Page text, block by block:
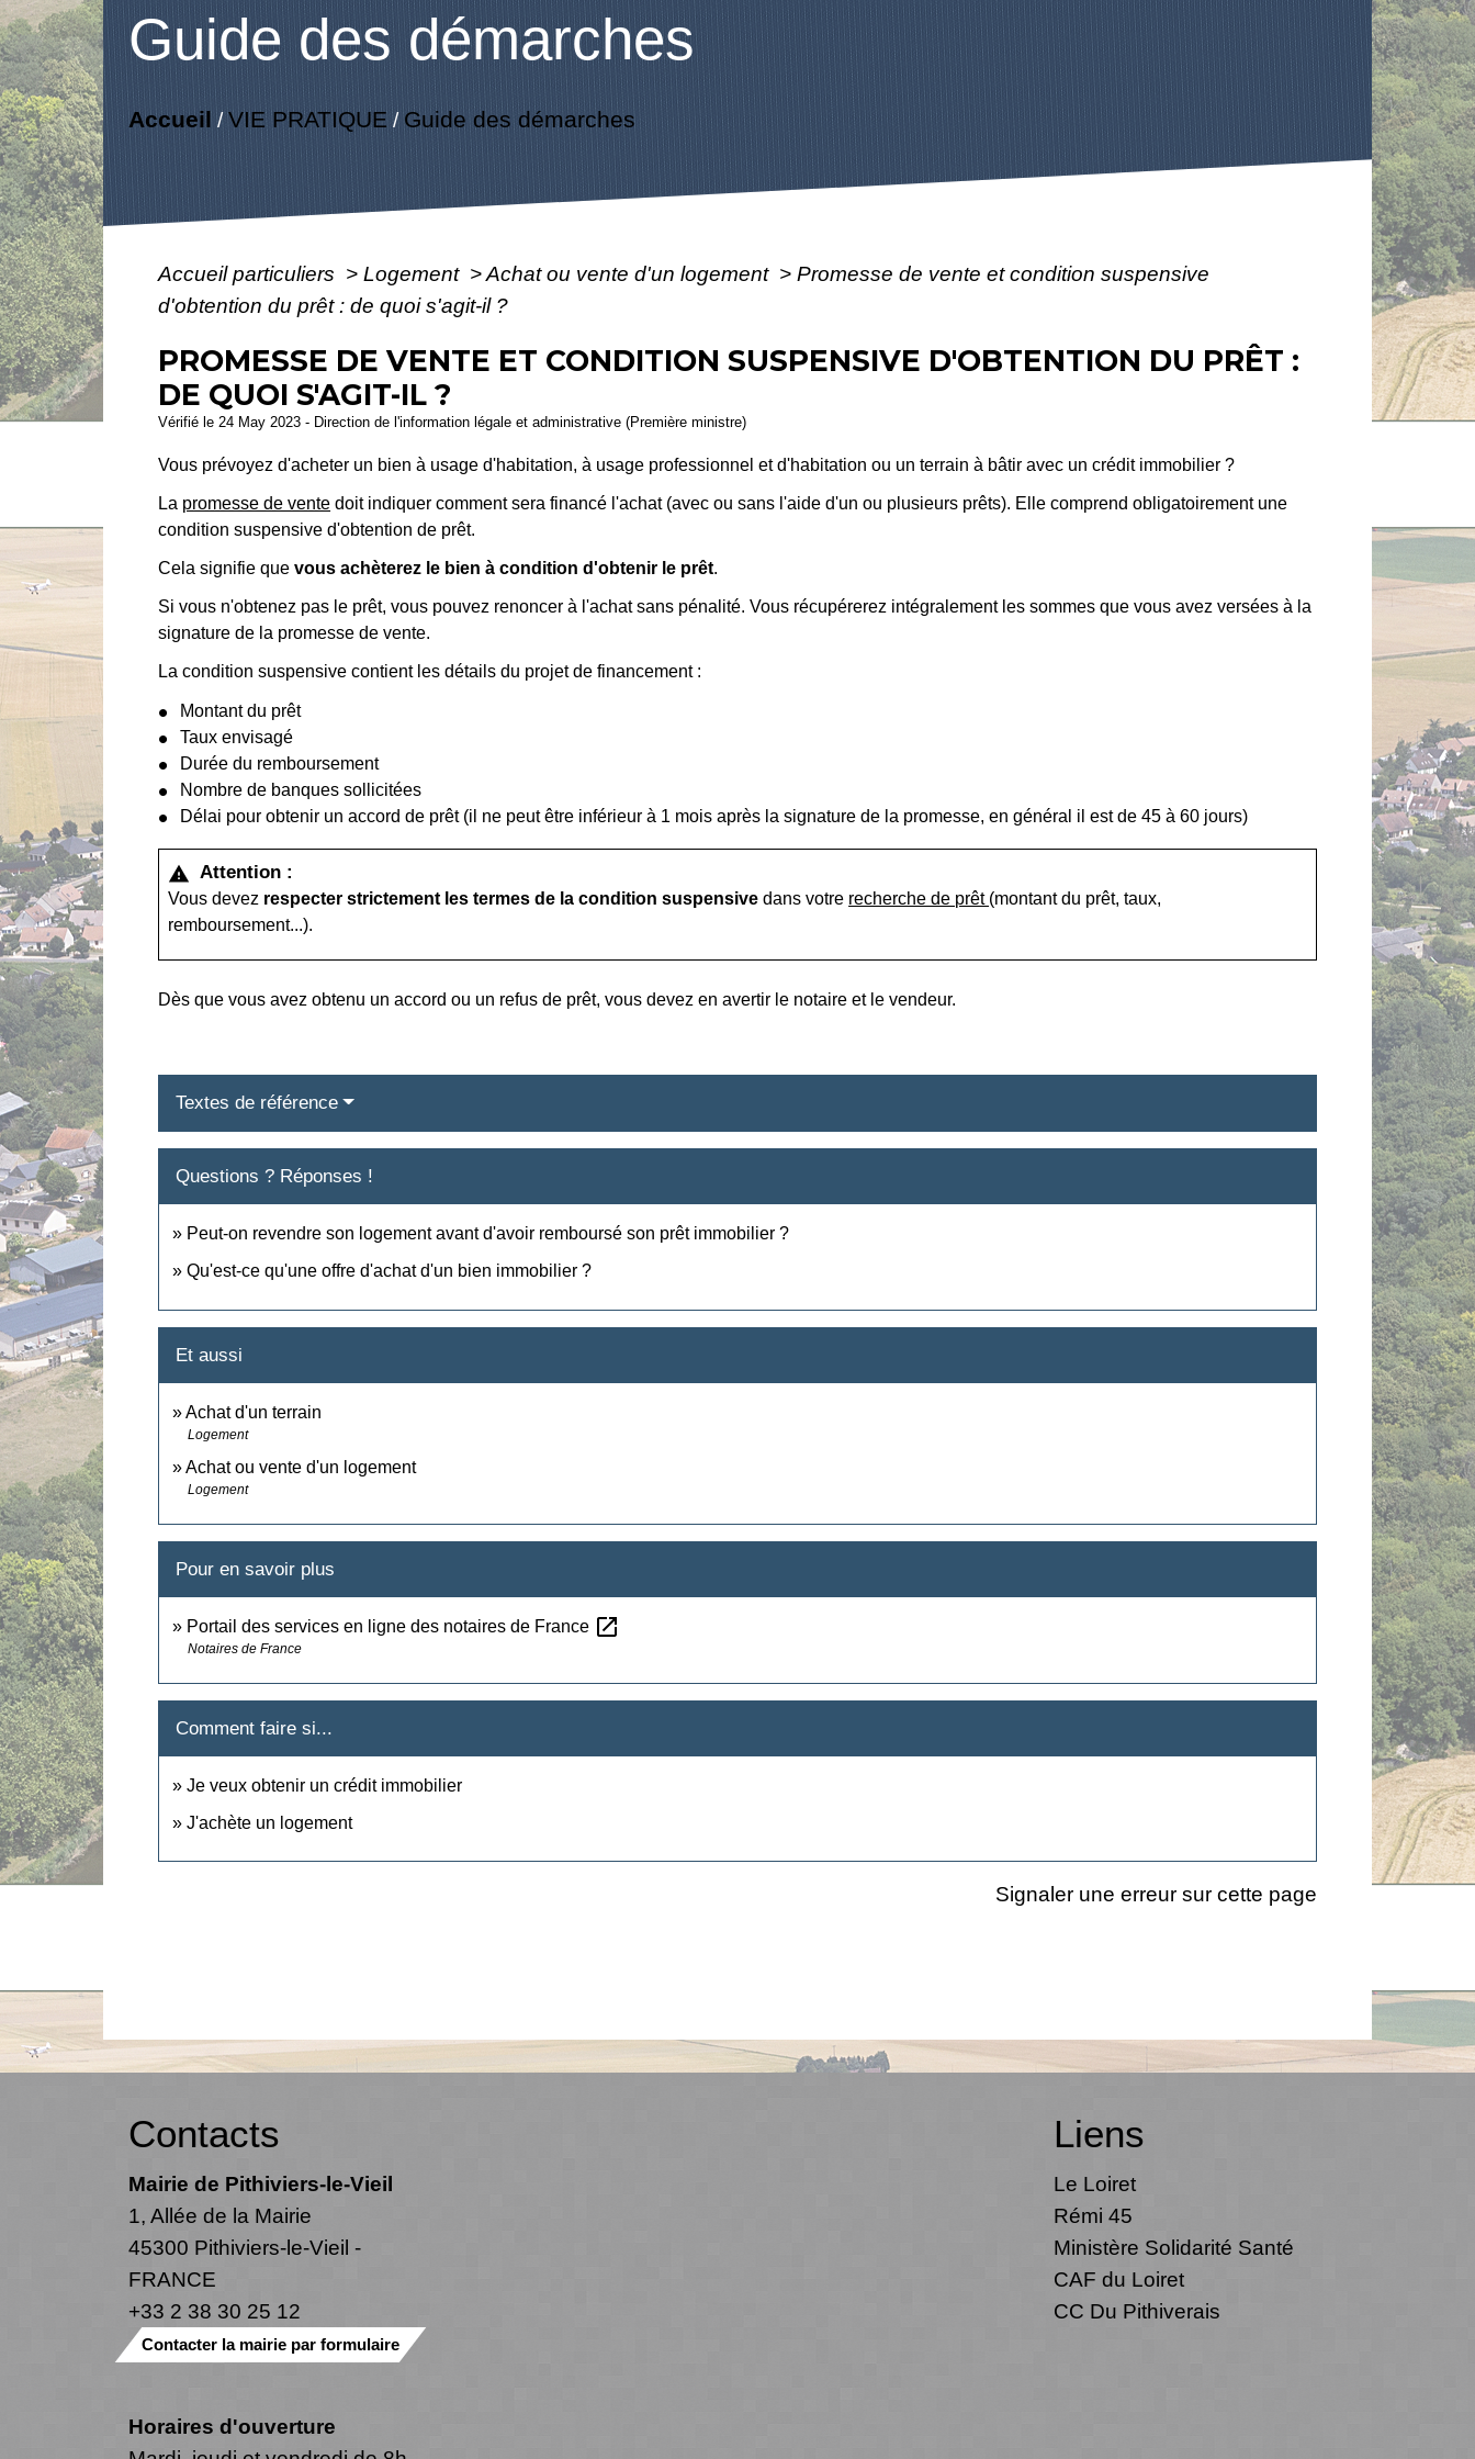
Guide des démarches
Accueil /VIE PRATIQUE/ Guide des démarches
Accueil particuliers > Logement >Achat ou vente d'un logement > Promesse de vente et condition suspensive
d'obtention du prêt : de quoi s'agit-il ?
PROMESSE DE VENTE ET CONDITION SUSPENSIVE D'OBTENTION DU PRÊT :
DE QUOI S'AGIT-IL ?
Vérifié le 24 May 2023 - Direction de l'information légale et administrative (Première ministre)
Vous prévoyez d'acheter un bien à usage d'habitation, à usage professionnel et d'habitation ou un terrain à bâtir avec un crédit immobilier ?
La promesse de vente doit indiquer comment sera financé l'achat (avec ou sans l'aide d'un ou plusieurs prêts). Elle comprend obligatoirement une
condition suspensive d'obtention de prêt.
Cela signifie quevous achèterez le bien à condition d'obtenir le prêt.
Si vous n'obtenez pas le prêt, vous pouvez renoncer à l'achat sans pénalité. Vous récupérerez intégralement les sommes que vous avez versées à la
signature de la promesse de vente.
La condition suspensive contient les détails du projet de financement :
Montant du prêt
Taux envisagé
Durée du remboursement
Nombre de banques sollicitées
Délai pour obtenir un accord de prêt (il ne peut être inférieur à 1 mois après la signature de la promesse, en général il est de 45 à 60 jours)
warning Attention :
Vous devez respecter strictement les termes de la condition suspensive dans votre recherche de prêt (montant du prêt, taux,
remboursement...).
Dès que vous avez obtenu un accord ou un refus de prêt, vous devez en avertir le notaire et le vendeur.
Textes de référence
Questions ? Réponses !
Peut-on revendre son logement avant d'avoir remboursé son prêt immobilier ?
Qu'est-ce qu'une offre d'achat d'un bien immobilier ?
Et aussi
Achat d'un terrain
Logement
Achat ou vente d'un logement
Logement
Pour en savoir plus
Portail des services en ligne des notaires de France open_in_new
Notaires de France
Comment faire si...
Je veux obtenir un crédit immobilier
J'achète un logement
Signaler une erreur sur cette page
Contacts
Mairie de Pithiviers-le-Vieil
1, Allée de la Mairie
45300 Pithiviers-le-Vieil -
FRANCE
+33 2 38 30 25 12
Contacter la mairie par formulaire
Horaires d'ouverture
Liens
Le Loiret
Rémi 45
Ministère Solidarité Santé
CAF du Loiret
CC Du Pithiverais